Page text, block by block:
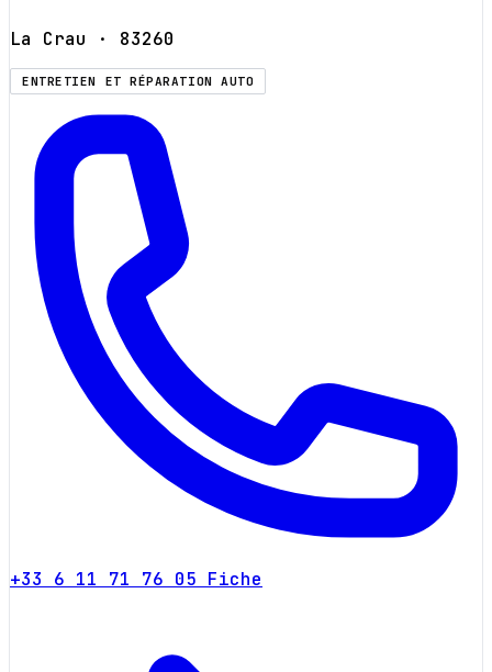
La Crau · 83260
ENTRETIEN ET RÉPARATION AUTO
+33 6 11 71 76 05 Fiche